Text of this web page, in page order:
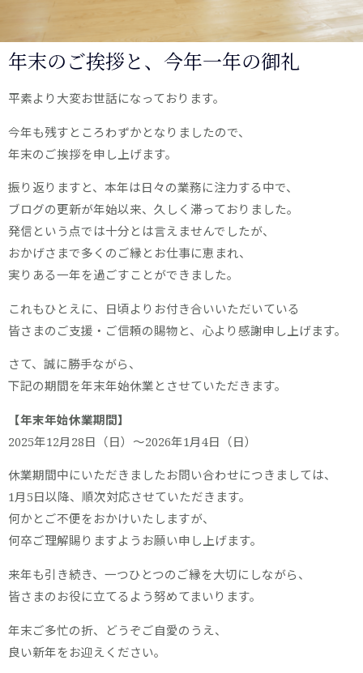
年末のご挨拶と、今年一年の御礼
平素より大変お世話になっております。
今年も残すところわずかとなりましたので、
年末のご挨拶を申し上げます。
振り返りますと、本年は日々の業務に注力する中で、
ブログの更新が年始以来、久しく滞っておりました。
発信という点では十分とは言えませんでしたが、
おかげさまで多くのご縁とお仕事に恵まれ、
実りある一年を過ごすことができました。
これもひとえに、日頃よりお付き合いいただいている
皆さまのご支援・ご信頼の賜物と、心より感謝申し上げます。
さて、誠に勝手ながら、
下記の期間を年末年始休業とさせていただきます。
【年末年始休業期間】
2025年12月28日（日）〜2026年1月4日（日）
休業期間中にいただきましたお問い合わせにつきましては、
1月5日以降、順次対応させていただきます。
何かとご不便をおかけいたしますが、
何卒ご理解賜りますようお願い申し上げます。
来年も引き続き、一つひとつのご縁を大切にしながら、
皆さまのお役に立てるよう努めてまいります。
年末ご多忙の折、どうぞご自愛のうえ、
良い新年をお迎えください。